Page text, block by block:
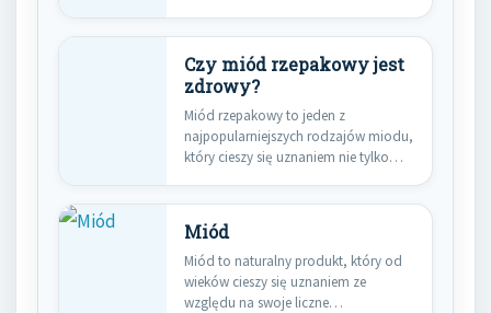
Czy miód rzepakowy jest
zdrowy?
Miód rzepakowy to jeden z
najpopularniejszych rodzajów miodu,
który cieszy się uznaniem nie tylko
Miód
Miód to naturalny produkt, który od
wieków cieszy się uznaniem ze
względu na swoje liczne…